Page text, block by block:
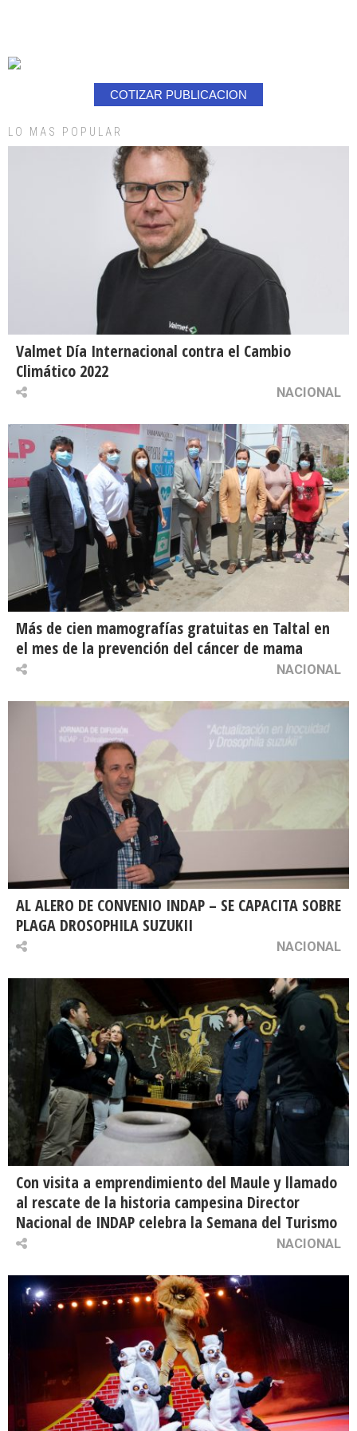
COTIZAR PUBLICACION
LO MAS POPULAR
Valmet Día Internacional contra el Cambio
Climático 2022
NACIONAL
Más de cien mamografías gratuitas en Taltal en
el mes de la prevención del cáncer de mama
NACIONAL
AL ALERO DE CONVENIO INDAP – SE CAPACITA SOBRE
PLAGA DROSOPHILA SUZUKII
NACIONAL
Con visita a emprendimiento del Maule y llamado
al rescate de la historia campesina Director
Nacional de INDAP celebra la Semana del Turismo
NACIONAL